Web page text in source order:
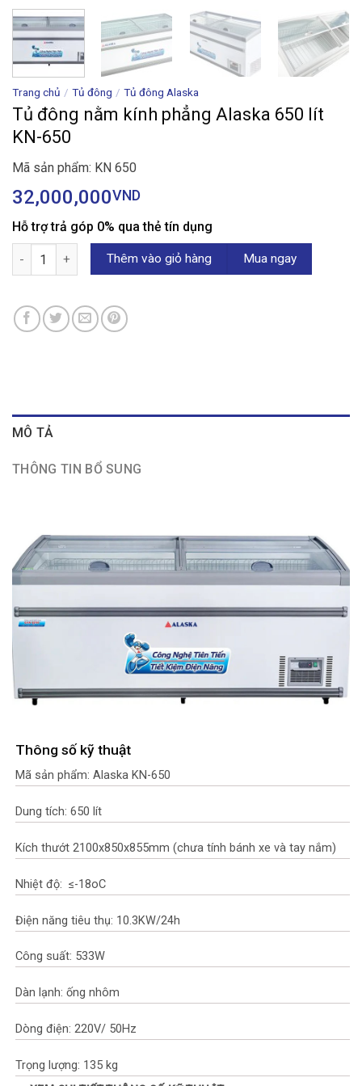
Trang chủ / Tủ đông / Tủ đông Alaska
Tủ đông nằm kính phẳng Alaska 650 lít
KN-650
Mã sản phẩm: KN 650
32,000,000VND
Hỗ trợ trả góp 0% qua thẻ tín dụng
Tủ đông nằm kính phẳng Alaska 650 lít KN-650 số lượng
Thêm vào giỏ hàng Mua ngay
MÔ TẢ
THÔNG TIN BỔ SUNG
Thông số kỹ thuật
Mã sản phẩm: Alaska KN-650
Dung tích: 650 lít
Kích thướt 2100x850x855mm (chưa tính bánh xe và tay nắm)
Nhiệt độ: ≤-18oC
Điện năng tiêu thụ: 10.3KW/24h
Công suất: 533W
Dàn lạnh: ống nhôm
Dòng điện: 220V/ 50Hz
Trọng lượng: 135 kg